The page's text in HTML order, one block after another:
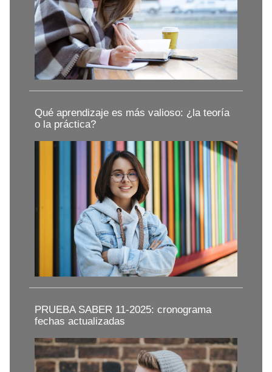
Qué aprendizaje es más valioso: ¿la teoría
o la práctica?
PRUEBA SABER 11-2025: cronograma
fechas actualizadas